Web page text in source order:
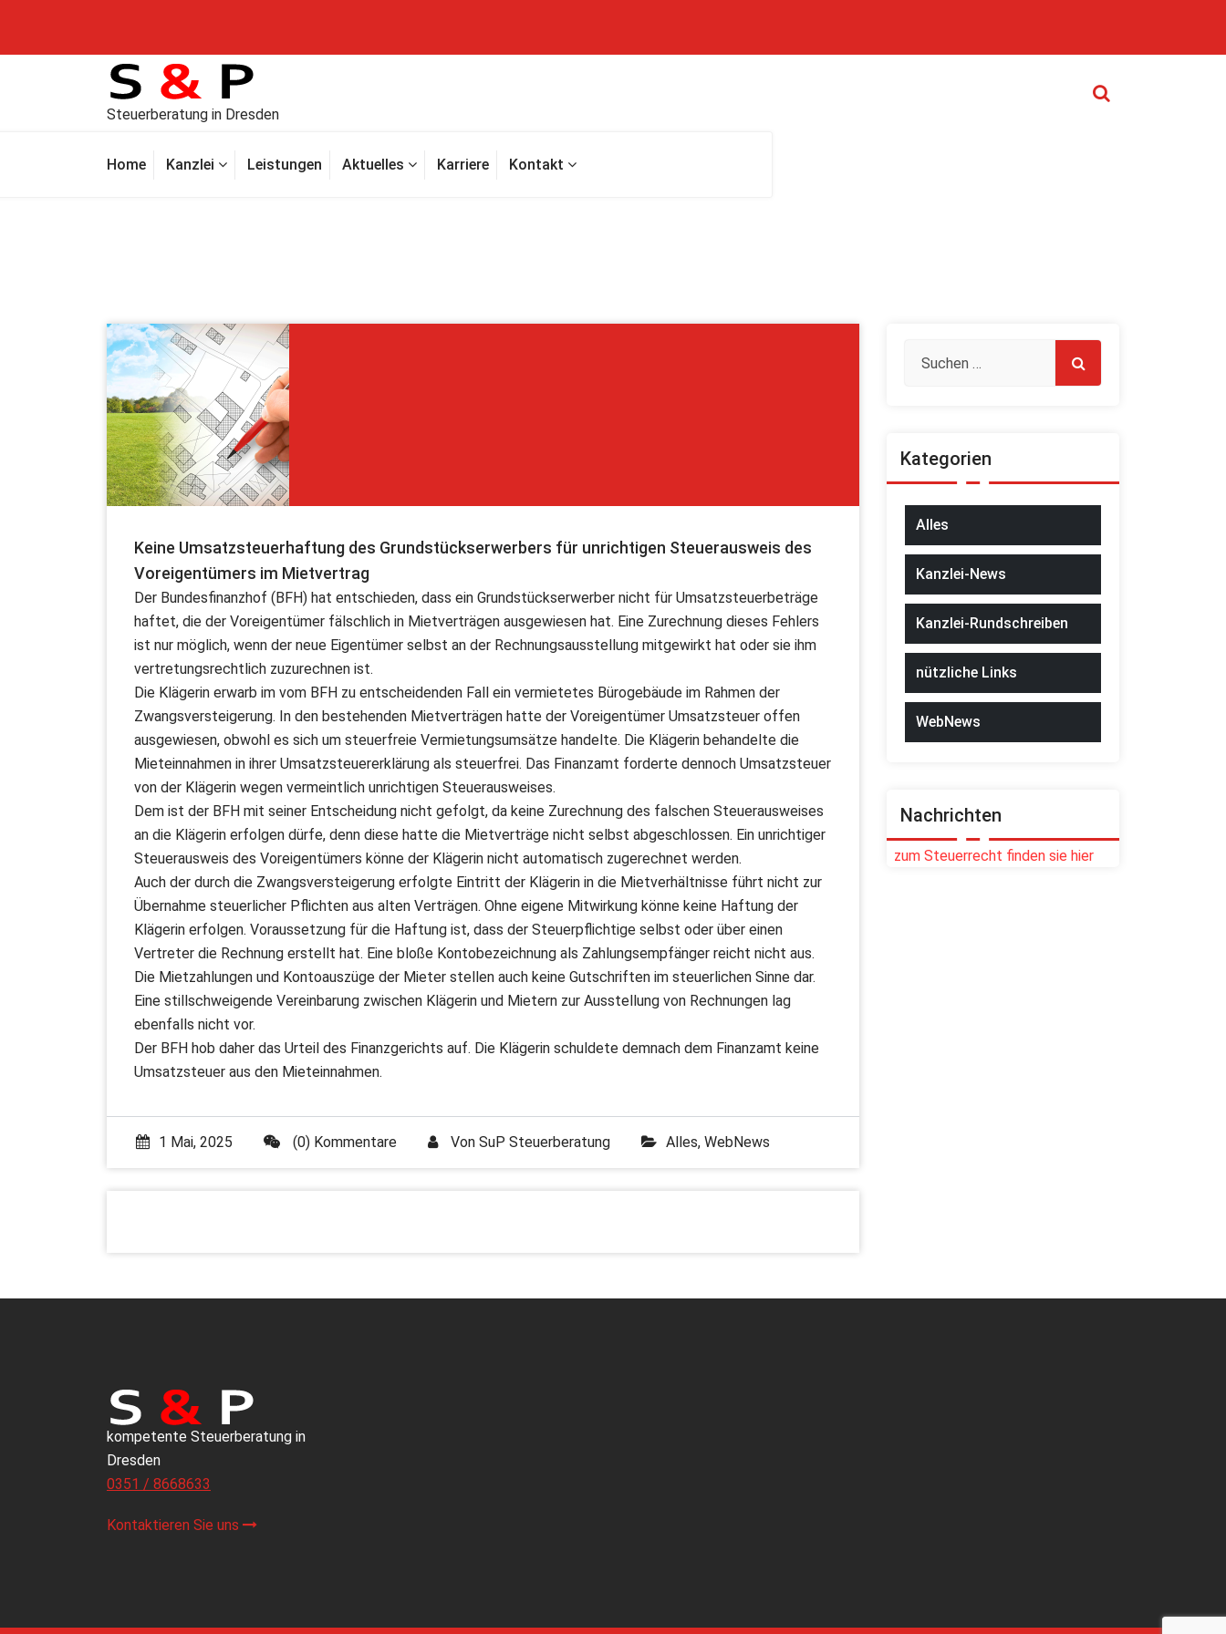
Steuerberatung in Dresden
Home Kanzlei Leistungen Aktuelles Karriere Kontakt
Keine Umsatzsteuerhaftung des Grundstückserwerbers für unrichtigen Steuerausweis des
Voreigentümers im Mietvertrag
Der Bundesfinanzhof (BFH) hat entschieden, dass ein Grundstückserwerber nicht für Umsatzsteuerbeträge
haftet, die der Voreigentümer fälschlich in Mietverträgen ausgewiesen hat. Eine Zurechnung dieses Fehlers
ist nur möglich, wenn der neue Eigentümer selbst an der Rechnungsausstellung mitgewirkt hat oder sie ihm
vertretungsrechtlich zuzurechnen ist.
Die Klägerin erwarb im vom BFH zu entscheidenden Fall ein vermietetes Bürogebäude im Rahmen der
Zwangsversteigerung. In den bestehenden Mietverträgen hatte der Voreigentümer Umsatzsteuer offen
ausgewiesen, obwohl es sich um steuerfreie Vermietungsumsätze handelte. Die Klägerin behandelte die
Mieteinnahmen in ihrer Umsatzsteuererklärung als steuerfrei. Das Finanzamt forderte dennoch Umsatzsteuer
von der Klägerin wegen vermeintlich unrichtigen Steuerausweises.
Dem ist der BFH mit seiner Entscheidung nicht gefolgt, da keine Zurechnung des falschen Steuerausweises
an die Klägerin erfolgen dürfe, denn diese hatte die Mietverträge nicht selbst abgeschlossen. Ein unrichtiger
Steuerausweis des Voreigentümers könne der Klägerin nicht automatisch zugerechnet werden.
Auch der durch die Zwangsversteigerung erfolgte Eintritt der Klägerin in die Mietverhältnisse führt nicht zur
Übernahme steuerlicher Pflichten aus alten Verträgen. Ohne eigene Mitwirkung könne keine Haftung der
Klägerin erfolgen. Voraussetzung für die Haftung ist, dass der Steuerpflichtige selbst oder über einen
Vertreter die Rechnung erstellt hat. Eine bloße Kontobezeichnung als Zahlungsempfänger reicht nicht aus.
Die Mietzahlungen und Kontoauszüge der Mieter stellen auch keine Gutschriften im steuerlichen Sinne dar.
Eine stillschweigende Vereinbarung zwischen Klägerin und Mietern zur Ausstellung von Rechnungen lag
ebenfalls nicht vor.
Der BFH hob daher das Urteil des Finanzgerichts auf. Die Klägerin schuldete demnach dem Finanzamt keine
Umsatzsteuer aus den Mieteinnahmen.
1 Mai, 2025 (0) Kommentare Von SuP Steuerberatung Alles, WebNews
Kategorien
Alles
Kanzlei-News
Kanzlei-Rundschreiben
nützliche Links
WebNews
Nachrichten
zum Steuerrecht finden sie hier
kompetente Steuerberatung in
Dresden
0351 / 8668633
Kontaktieren Sie uns